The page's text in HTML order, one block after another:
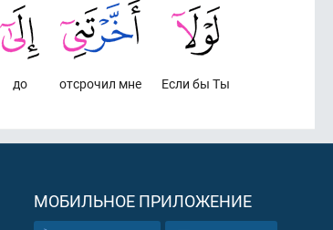
Если бы Ты
отсрочил мне
до
МОБИЛЬНОЕ ПРИЛОЖЕНИЕ